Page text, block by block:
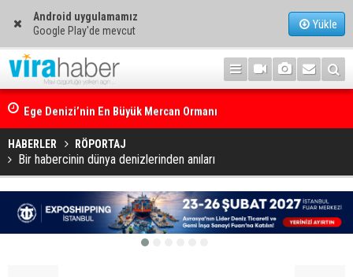
Android uygulamamız
Google Play'de mevcut
Yükle
Ege Denizi’nin En Büyük Mercan Ormanı
HABERLER RÖPORTAJ
Bir habercinin dünya denizlerinden anıları